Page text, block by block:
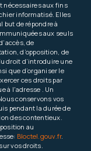
nécessaires aux fins
informatisé. Elles
but de répondre à
aux seuls
de
d’opposition, de
droit d’introduire une
que d’organiser le
ces droits par
à l'adresse . Un
conservons vos
pendant la durée de
des contentieux.
au
Bloctel.gouv.fr.
vos droits.